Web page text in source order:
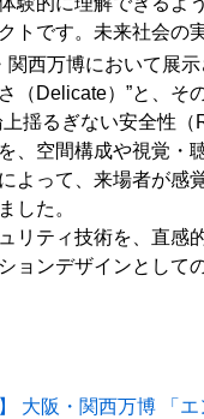
トです。未来社会の
関西万博において展
（Delicate）”と、そ
揺るぎない安全性（
、空間構成や視覚・
よって、来場者が感
した。
リティ技術を、直感
ョンデザインとして
大阪・関西万博 「